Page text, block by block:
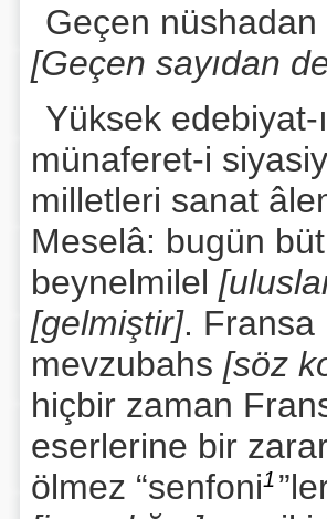
Geçen nüshadan
[Geçen sayıdan
Yüksek
münaferet-i
milletleri sanat
Meselâ: bugün
beynelmilel
[gelmiştir]. Fransa
mevzubahs [söz
hiçbir zaman
eserlerine bir
ölmez “senfoni1